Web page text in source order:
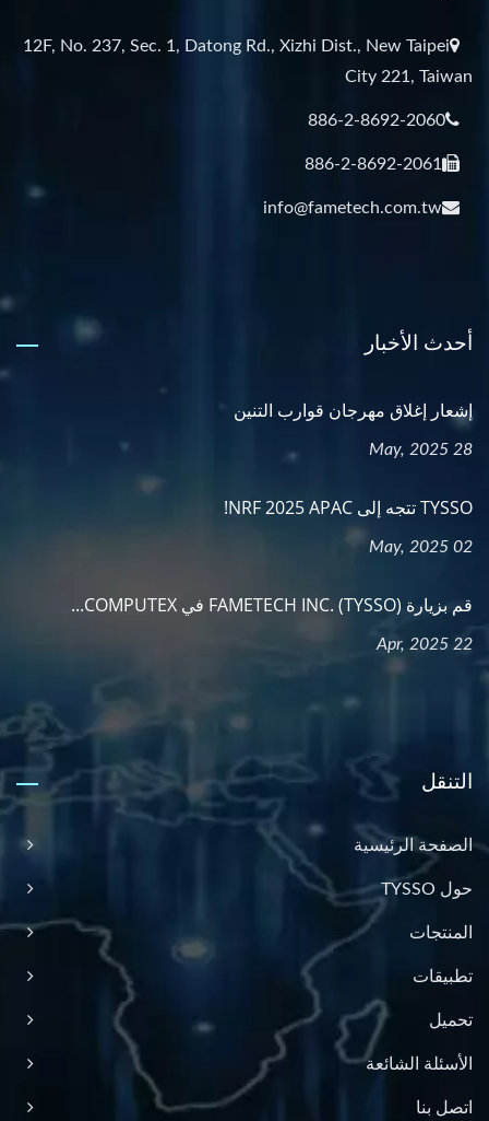
12F, No. 237, Sec. 1, Datong Rd., Xizhi Dist., New Taipei
City 221, Taiwan
886-2-8692-2060
886-2-8692-2061
info@fametech.com.tw
أحدث الأخبار
إشعار إغلاق مهرجان قوارب التنين
28 May, 2025
TYSSO تتجه إلى NRF 2025 APAC!
02 May, 2025
قم بزيارة FAMETECH INC. (TYSSO) في COMPUTEX...
22 Apr, 2025
التنقل
الصفحة الرئيسية
حول TYSSO
المنتجات
تطبيقات
تحميل
الأسئلة الشائعة
اتصل بنا